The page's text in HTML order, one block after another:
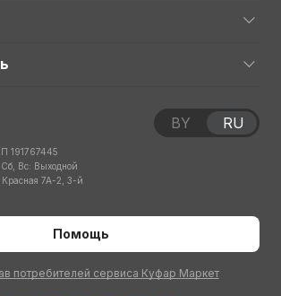
191767445
Вс: Выходной
7А-2, 3-й
Помощь
потребителей сервиса Куфар Маркет
BY RU